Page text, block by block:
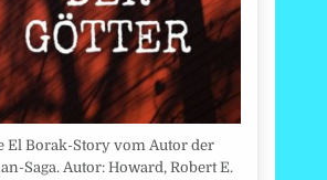
El Borak-Story vom Autor der
Saga. Autor: Howard, Robert E.